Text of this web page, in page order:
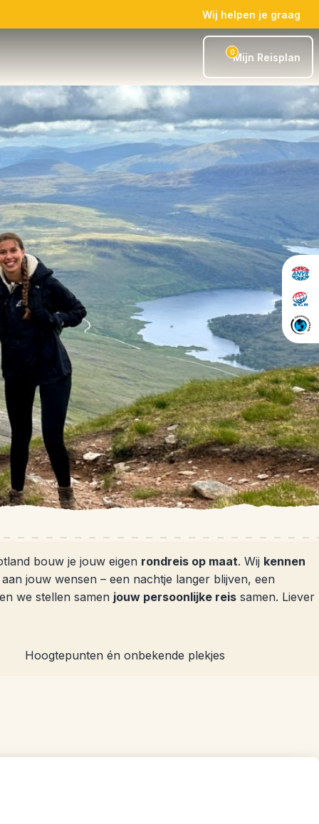
Wij helpen je graag
0Mijn Reisplan
bouw je jouw eigen rondreis op maat. Wij kennen
jouw wensen – een nachtje langer blijven, een
we stellen samen jouw persoonlijke reis samen. Liever
Hoogtepunten én onbekende plekjes